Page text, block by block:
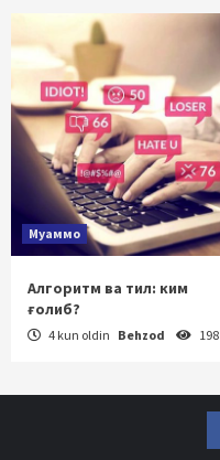
Муаммо
Алгоритм ва тил: ким
ғолиб?
4 kun oldin Behzod 198